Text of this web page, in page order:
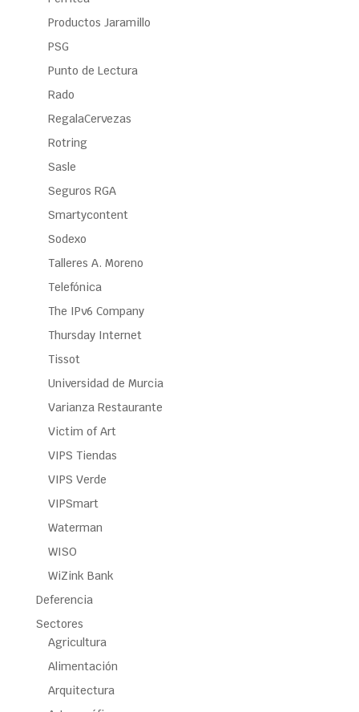
Productos Jaramillo
PSG
Punto de Lectura
Rado
RegalaCervezas
Rotring
Sasle
Seguros RGA
Smartycontent
Sodexo
Talleres A. Moreno
Telefónica
The IPv6 Company
Thursday Internet
Tissot
Universidad de Murcia
Varianza Restaurante
Victim of Art
VIPS Tiendas
VIPS Verde
VIPSmart
Waterman
WISO
WiZink Bank
Deferencia
Sectores
Agricultura
Alimentación
Arquitectura